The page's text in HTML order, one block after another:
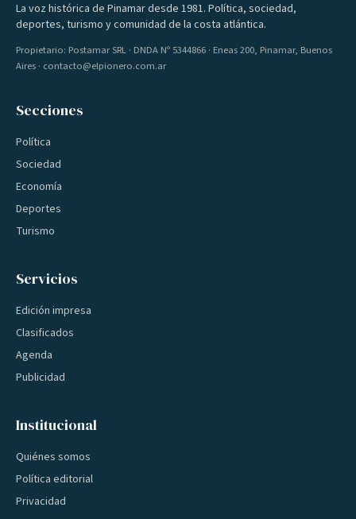
La voz histórica de Pinamar desde 1981. Política, sociedad,
deportes, turismo y comunidad de la costa atlántica.
Propietario: Postamar SRL · DNDA Nº 5344866 · Eneas 200, Pinamar, Buenos
Aires · contacto@elpionero.com.ar
Secciones
Política
Sociedad
Economía
Deportes
Turismo
Servicios
Edición impresa
Clasificados
Agenda
Publicidad
Institucional
Quiénes somos
Política editorial
Privacidad